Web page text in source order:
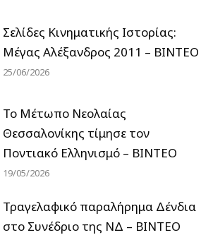
Σελίδες Κινηματικής Ιστορίας:
Μέγας Αλέξανδρος 2011 – ΒΙΝΤΕΟ
25/06/2026
Το Μέτωπο Νεολαίας
Θεσσαλονίκης τίμησε τον
Ποντιακό Ελληνισμό – ΒΙΝΤΕΟ
19/05/2026
Τραγελαφικό παραλήρημα Δένδια
στο Συνέδριο της ΝΔ – ΒΙΝΤΕΟ